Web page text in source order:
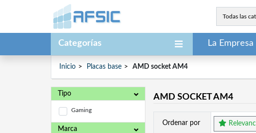
Todas las
Categorías La Empresa
Inicio Placas base AMD socket AM4
Tipo
Gaming
Marca
AMD SOCKET AM4
Ordenar por